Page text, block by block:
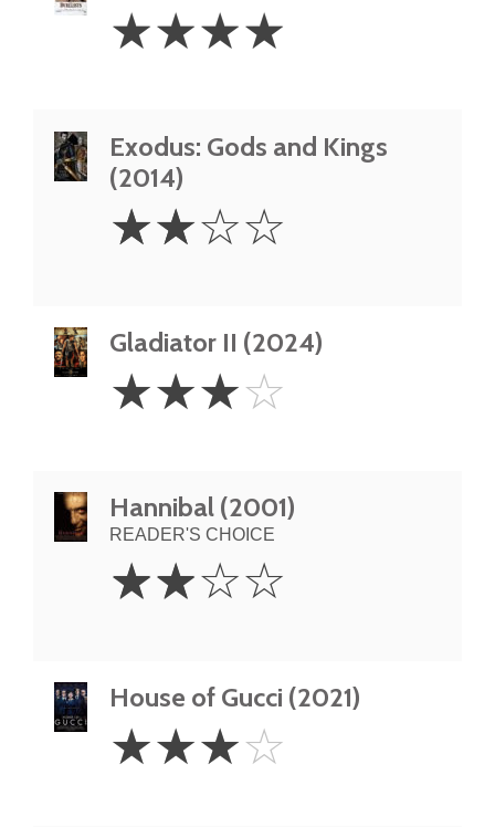
Stars
☆☆☆☆
Exodus: Gods and Kings
(2014)
Stars
☆☆☆☆
Gladiator II (2024)
Stars
☆☆☆☆
Hannibal (2001)
READER'S CHOICE
Stars
☆☆☆☆
House of Gucci (2021)
Stars
☆☆☆☆